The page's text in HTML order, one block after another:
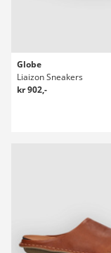
Globe
Liaizon Sneakers
kr 902,-